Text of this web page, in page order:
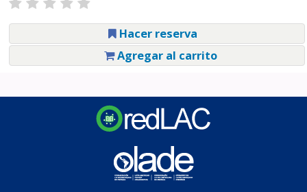
Hacer reserva
Agregar al carrito